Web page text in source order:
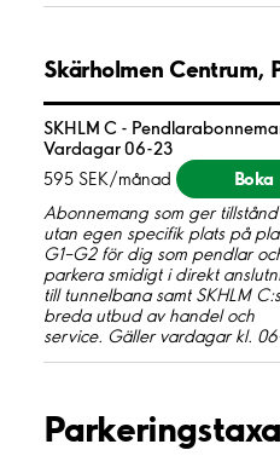
Skärholmen Centrum,
SKHLM C -
Vardagar 06-23
595 SEK/månad Boka
Abonnemang som ger tillstånd
utan egen specifik plats på
G1–G2 för dig som pendlar
parkera smidigt i direkt
till tunnelbana samt SKHLM C:s
breda utbud av handel och
service. Gäller vardagar kl.
Parkeringstaxa